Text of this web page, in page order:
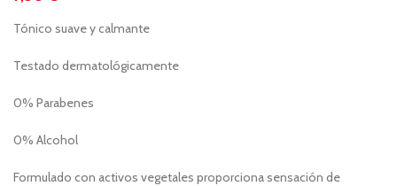
Tónico suave y calmante
Testado dermatológicamente
0% Parabenes
0% Alcohol
Formulado con activos vegetales proporciona sensación de